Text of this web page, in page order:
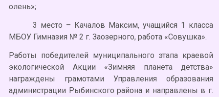
олень»;
3 место – Качалов Максим, учащийся 1 класса
МБОУ Гимназия № 2 г. Заозерного, работа «Совушка».
Работы победителей муниципального этапа краевой
экологической Акции «Зимняя планета детства»
награждены грамотами Управления образования
администрации Рыбинского района и направлены в г.